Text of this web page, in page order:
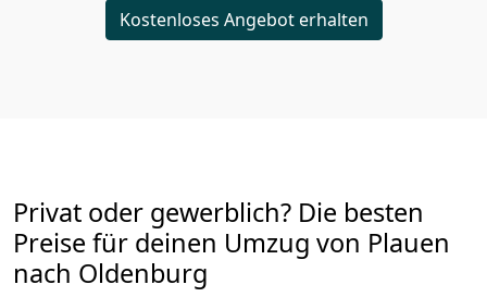
Kostenloses Angebot erhalten
Privat oder gewerblich? Die besten
Preise für deinen Umzug von Plauen
nach Oldenburg